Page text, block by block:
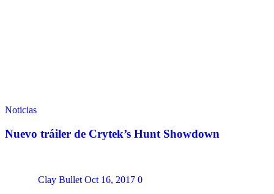
Noticias
Nuevo tráiler de Crytek’s Hunt Showdown
Clay Bullet Oct 16, 2017 0